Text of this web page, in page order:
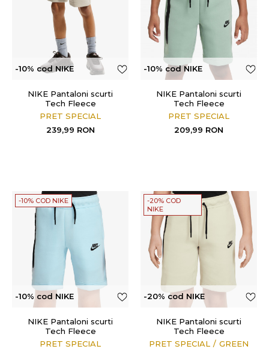
-10% cod NIKE
NIKE Pantaloni scurti
Tech Fleece
PRET SPECIAL
239,99 RON
-10% cod NIKE
NIKE Pantaloni scurti
Tech Fleece
PRET SPECIAL
209,99 RON
-10% COD NIKE
-10% cod NIKE
NIKE Pantaloni scurti
Tech Fleece
PRET SPECIAL
-20% COD
NIKE
-20% cod NIKE
NIKE Pantaloni scurti
Tech Fleece
PRET SPECIAL
GREEN